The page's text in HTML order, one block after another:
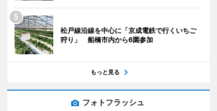
松戸線沿線を中心に「京成電鉄で行くいちご
狩り」 船橋市内から6園参加
もっと見る
フォトフラッシュ